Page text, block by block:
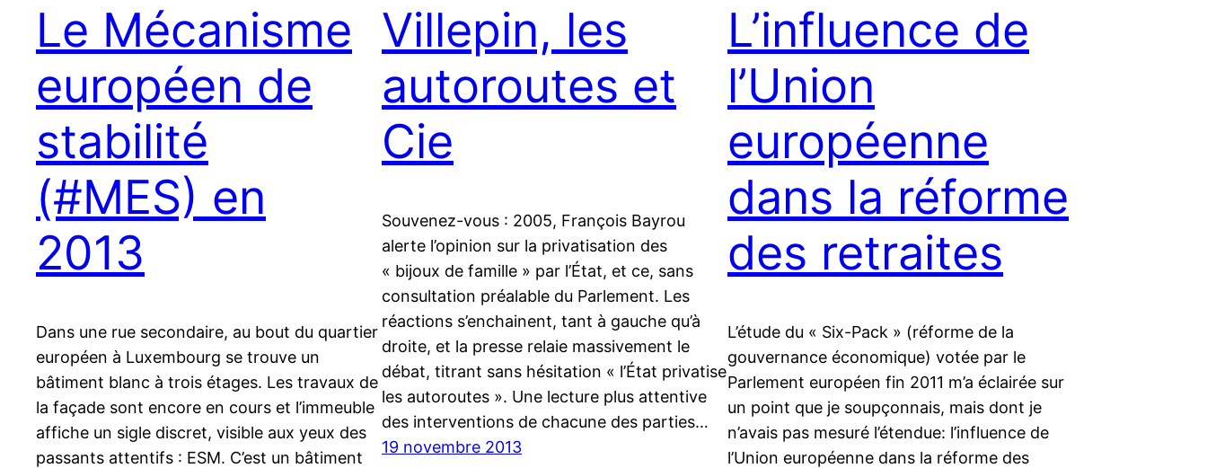
Le Mécanisme
européen de
stabilité
(#MES) en
2013
Dans une rue secondaire, au bout du quartier
européen à Luxembourg se trouve un
bâtiment blanc à trois étages. Les travaux de
la façade sont encore en cours et l’immeuble
affiche un sigle discret, visible aux yeux des
passants attentifs : ESM. C’est un bâtiment
Villepin, les
autoroutes et
Cie
Souvenez-vous : 2005, François Bayrou
alerte l’opinion sur la privatisation des
« bijoux de famille » par l’État, et ce, sans
consultation préalable du Parlement. Les
réactions s’enchainent, tant à gauche qu’à
droite, et la presse relaie massivement le
débat, titrant sans hésitation « l’État privatise
les autoroutes ». Une lecture plus attentive
des interventions de chacune des parties…
19 novembre 2013
L’influence de
l’Union
européenne
dans la réforme
des retraites
L’étude du « Six-Pack » (réforme de la
gouvernance économique) votée par le
Parlement européen fin 2011 m’a éclairée sur
un point que je soupçonnais, mais dont je
n’avais pas mesuré l’étendue: l’influence de
l’Union européenne dans la réforme des